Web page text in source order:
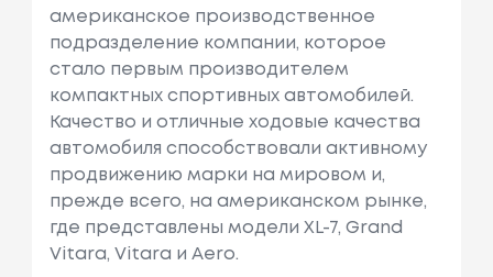
американское производственное
подразделение компании, которое
стало первым производителем
компактных спортивных автомобилей.
Качество и отличные ходовые качества
автомобиля способствовали активному
продвижению марки на мировом и,
прежде всего, на американском рынке,
где представлены модели XL-7, Grand
Vitara, Vitara и Aero.